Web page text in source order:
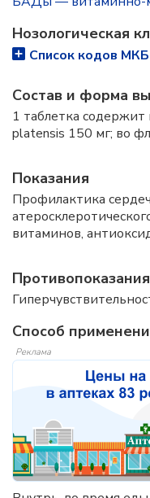
Нозологическая
Список кодов
Состав и форма
1 таблетка содержит
platensis 150 мг; во
Показания
Профилактика
витаминов,
Противопоказания
Способ
Реклама